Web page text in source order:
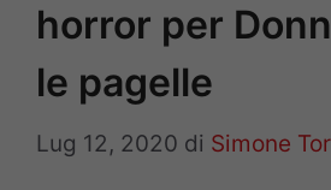
horror per
le pagelle
Lug 12, 2020 di Simone